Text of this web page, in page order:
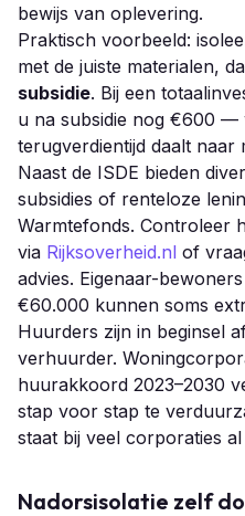
bewijs van oplevering.
Praktisch voorbeeld:
met de juiste materialen,
subsidie. Bij een
u na subsidie nog €600 —
terugverdientijd daalt naar
Naast de ISDE bieden
subsidies of renteloze
Warmtefonds. Controleer
via Rijksoverheid.nl of
advies. Eigenaar-
€60.000 kunnen soms
Huurders zijn in beginsel
verhuurder.
huurakkoord 2023–2030
stap voor stap te
staat bij veel corporaties
Nadorsisolatie zelf